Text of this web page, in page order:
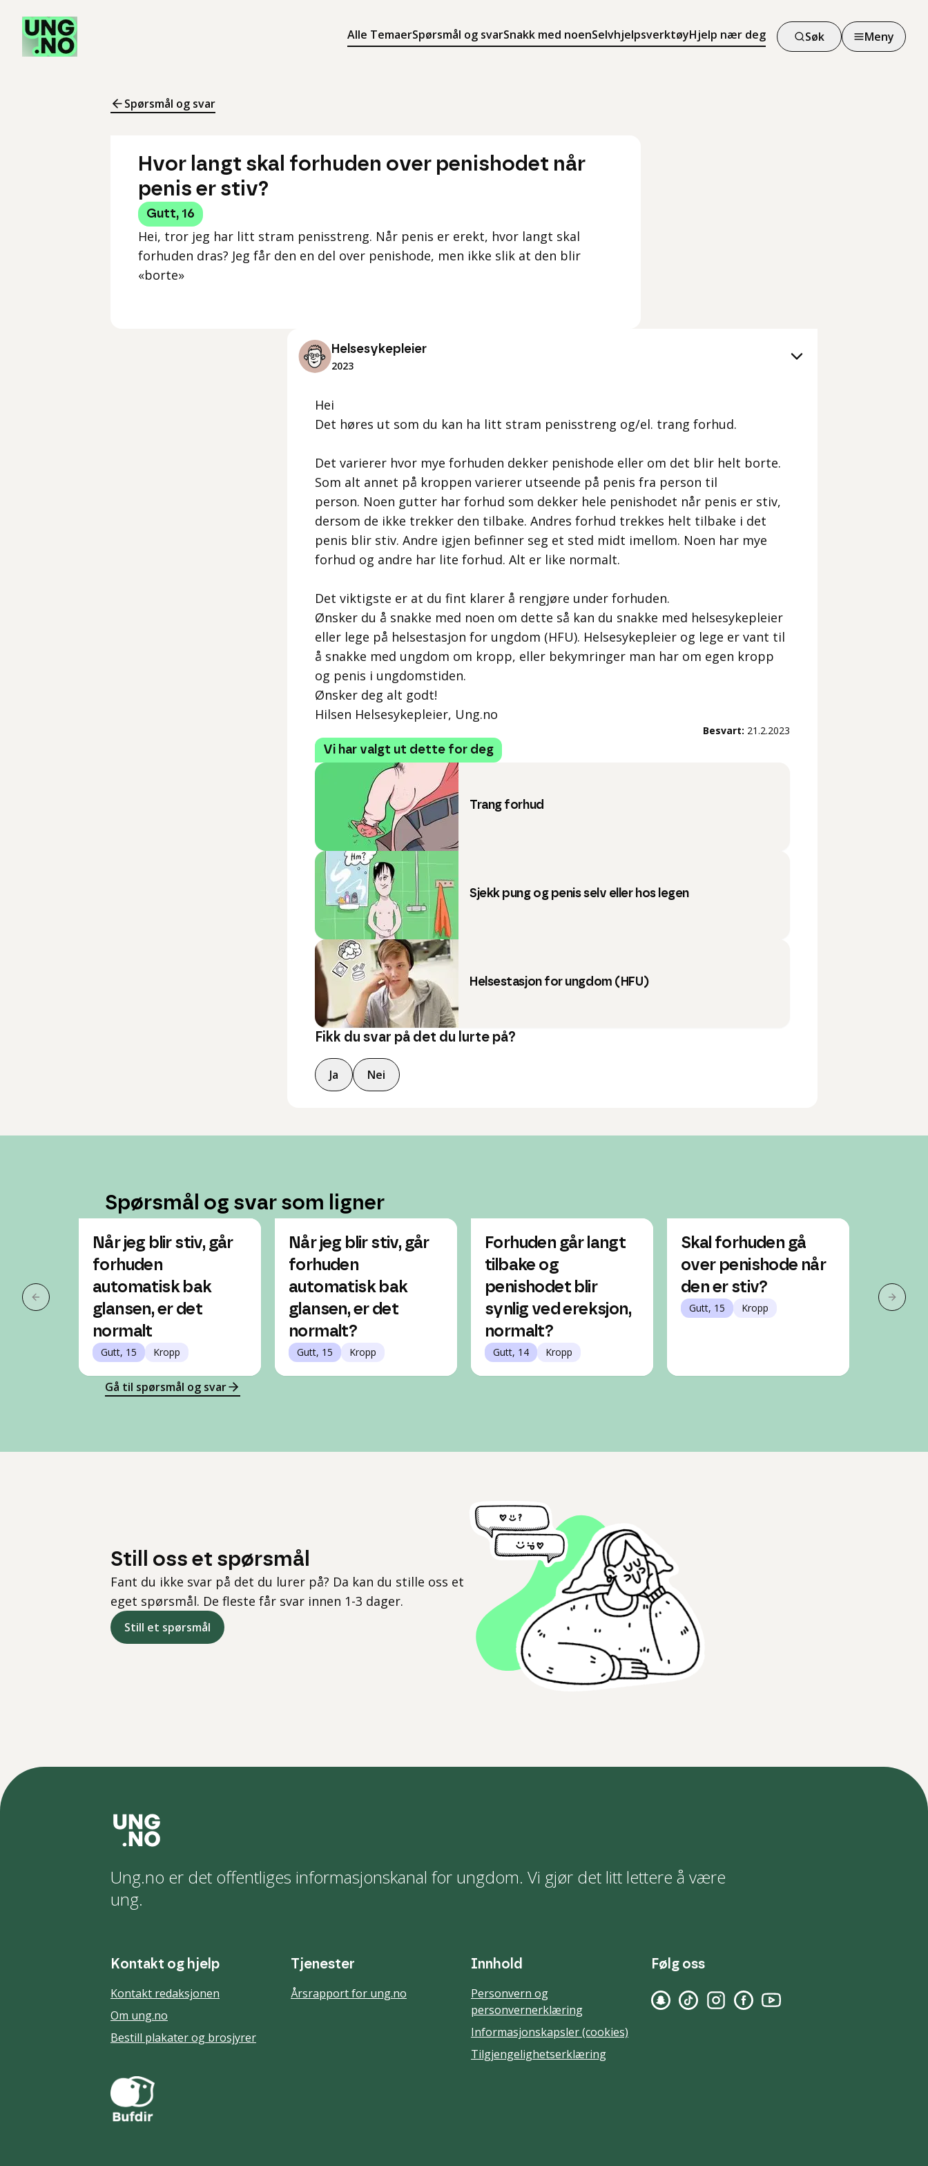
Alle TemaerSpørsmål og svarSnakk med noenSelvhjelpsverktøyHjelp nær deg
Søk
Søk
Meny
Meny
Spørsmål og svar
Hvor langt skal forhuden over penishodet når
penis er stiv?
Gutt, 16
Hei, tror jeg har litt stram penisstreng. Når penis er erekt, hvor langt skal
forhuden dras? Jeg får den en del over penishode, men ikke slik at den blir
«borte»
Helsesykepleier
2023
Hei
Det høres ut som du kan ha litt stram penisstreng og/el. trang forhud.
Det varierer hvor mye forhuden dekker penishode eller om det blir helt borte.
Som alt annet på kroppen varierer utseende på penis fra person til
person. Noen gutter har forhud som dekker hele penishodet når penis er stiv,
dersom de ikke trekker den tilbake. Andres forhud trekkes helt tilbake i det
penis blir stiv. Andre igjen befinner seg et sted midt imellom. Noen har mye
forhud og andre har lite forhud. Alt er like normalt.
Det viktigste er at du fint klarer å rengjøre under forhuden.
Ønsker du å snakke med noen om dette så kan du snakke med helsesykepleier
eller lege på helsestasjon for ungdom (HFU). Helsesykepleier og lege er vant til
å snakke med ungdom om kropp, eller bekymringer man har om egen kropp
og penis i ungdomstiden.
Ønsker deg alt godt!
Hilsen Helsesykepleier, Ung.no
Besvart: 21.2.2023
Vi har valgt ut dette for deg
Trang forhud
Sjekk pung og penis selv eller hos legen
Helsestasjon for ungdom (HFU)
Fikk du svar på det du lurte på?
Ja Nei
Spørsmål og svar som ligner
Forrige slide
Når jeg blir stiv, går
forhuden
automatisk bak
glansen, er det
normalt
Gutt, 15 Kropp
Når jeg blir stiv, går
forhuden
automatisk bak
glansen, er det
normalt?
Gutt, 15 Kropp
Forhuden går langt
tilbake og
penishodet blir
synlig ved ereksjon,
normalt?
Gutt, 14 Kropp
Skal forhuden gå
over penishode når
den er stiv?
Gutt, 15 Kropp Gutt, 16
Neste
Gå til spørsmål og svar
Still oss et spørsmål
Fant du ikke svar på det du lurer på? Da kan du stille oss et
eget spørsmål. De fleste får svar innen 1-3 dager.
Still et spørsmål
Ung.no er det offentliges informasjonskanal for ungdom. Vi gjør det litt lettere å være
ung.
Kontakt og hjelp
Kontakt redaksjonen
Om ung.no
Bestill plakater og brosjyrer
Tjenester
Årsrapport for ung.no
Innhold
Personvern og
personvernerklæring
Informasjonskapsler (cookies)
Tilgjengelighetserklæring
Følg oss